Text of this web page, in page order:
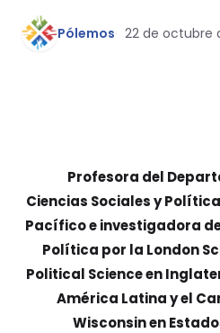
Pólemos 22 de octubre
Profesora del
Ciencias Sociales y
Pacífico e investigadora
Política por la London
Political Science en
América Latina y el
Wisconsin en